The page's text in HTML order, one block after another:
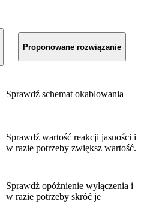
Proponowane rozwiązanie
Sprawdź schemat okablowania
Sprawdź wartość reakcji jasności i
w razie potrzeby zwiększ wartość.
Sprawdź opóźnienie wyłączenia i
w razie potrzeby skróć je